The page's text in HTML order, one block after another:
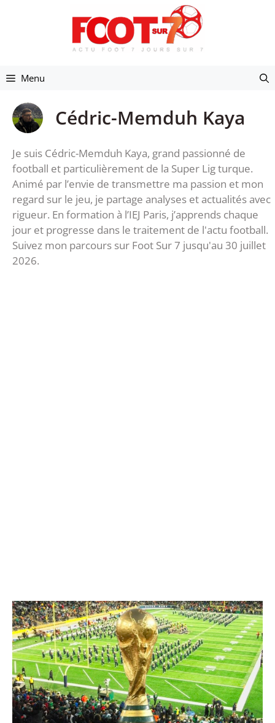
Menu
Cédric-Memduh Kaya
Je suis Cédric-Memduh Kaya, grand passionné de
football et particulièrement de la Super Lig turque.
Animé par l’envie de transmettre ma passion et mon
regard sur le jeu, je partage analyses et actualités avec
rigueur. En formation à l’IEJ Paris, j’apprends chaque
jour et progresse dans le traitement de l'actu football.
Suivez mon parcours sur Foot Sur 7 jusqu'au 30 juillet
2026.